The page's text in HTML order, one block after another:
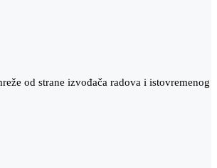
od strane izvođača radova i istovremenog